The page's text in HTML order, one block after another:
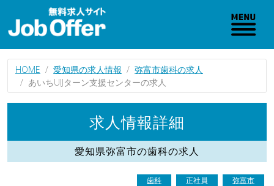
HOME 愛知県の求人情報
弥富市歯科の求人
あいちUIJターン支援センターの求人
求人情報詳細
愛知県弥富市の歯科の求人
歯科 正社員 弥富市